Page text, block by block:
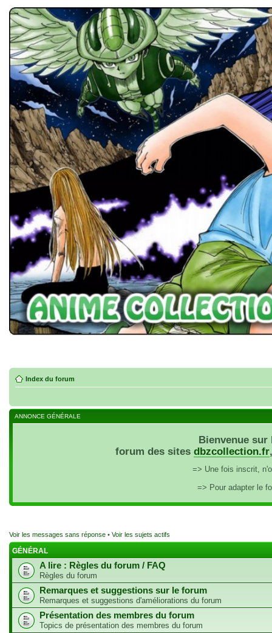
Index du forum
ANNONCE GÉNÉRALE
Bienvenue
forum des sites dbzcollection.fr
=> Une fois inscrit,
=> Pour adapter le
Voir les messages sans réponse • Voir les sujets actifs
GÉNÉRAL
A lire : Règles du forum / FAQ
Règles du forum
Remarques et suggestions sur le forum
Remarques et suggestions d'améliorations du forum
Présentation des membres du forum
Topics de présentation des membres du forum